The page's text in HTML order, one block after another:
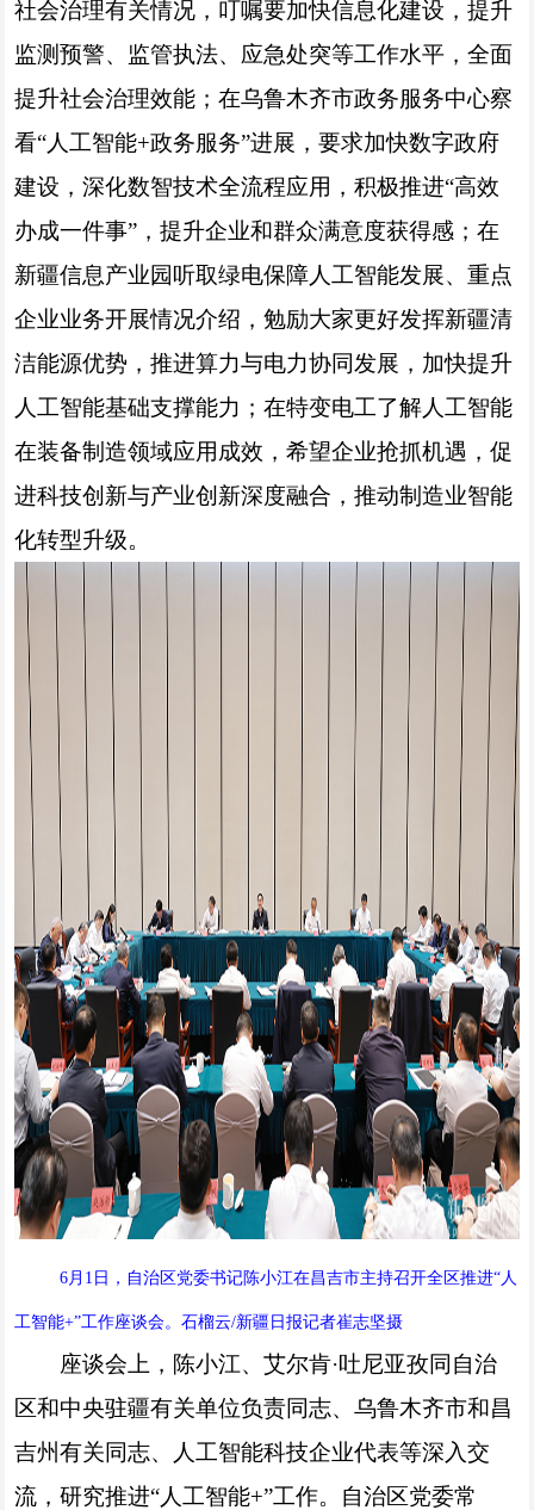
社会治理有关情况，叮嘱要加快信息化建设，提升
监测预警、监管执法、应急处突等工作水平，全面
提升社会治理效能；在乌鲁木齐市政务服务中心察
看“人工智能+政务服务”进展，要求加快数字政府
建设，深化数智技术全流程应用，积极推进“高效
办成一件事”，提升企业和群众满意度获得感；在
新疆信息产业园听取绿电保障人工智能发展、重点
企业业务开展情况介绍，勉励大家更好发挥新疆清
洁能源优势，推进算力与电力协同发展，加快提升
人工智能基础支撑能力；在特变电工了解人工智能
在装备制造领域应用成效，希望企业抢抓机遇，促
进科技创新与产业创新深度融合，推动制造业智能
化转型升级。
6月1日，自治区党委书记陈小江在昌吉市主持召开全区推进“人
工智能+”工作座谈会。石榴云/新疆日报记者崔志坚摄
座谈会上，陈小江、艾尔肯·吐尼亚孜同自治
区和中央驻疆有关单位负责同志、乌鲁木齐市和昌
吉州有关同志、人工智能科技企业代表等深入交
流，研究推进“人工智能+”工作。自治区党委常